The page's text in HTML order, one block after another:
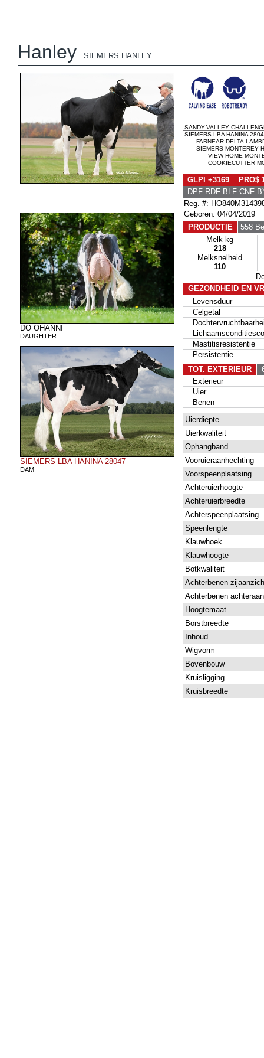
Hanley SIEMERS HANLEY
DO OHANNI
DAUGHTER
SIEMERS LBA HANINA 28047
DAM
SANDY-VALLEY
SIEMERS LBA HANINA
FARNEAR DELTA-
SIEMERS MONTEREY
VIEW-HOME
COOKIECUTTER
GLPI +3169 PRO$
DPF RDF BLF CNF
Reg. #:
Geboren: 04/04/2019
PRODUCTIE
558
Melk kg
218
Melksnelheid
110
GEZONDHEID EN
Levensduur
Celgetal
Mastitisresistentie
Persistentie
TOT. EXTERIEUR
Exterieur
Uier
Benen
Uierdiepte
Uierkwaliteit
Ophangband
Vooruieraanhechting
Voorspeenplaatsing
Achteruierhoogte
Achteruierbreedte
Achterspeenplaatsing
Speenlengte
Klauwhoek
Klauwhoogte
Botkwaliteit
Achterbenen
Achterbenen
Hoogtemaat
Borstbreedte
Inhoud
Wigvorm
Bovenbouw
Kruisligging
Kruisbreedte